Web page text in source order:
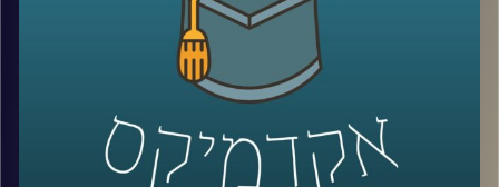
בימים אלו אנו נמצאים בלחימה עם לבנון שלא נראתה מזה
שנים, אז מה קורה שם עכשיו? והאם מתישהו נצליח להגיע
לאיזשהי נורמליזציה ?
כדי לדון בדיוק בזה הצטרף אלינו שוב ד״ר חיים קורן, בית ספר
לאודר לממשל, דיפלומטיה ואסטרטגיה, אוניברסיטת רייכמן.
לשעבר שגריר ישראל הראשון לדרום סודאן ומצרים.